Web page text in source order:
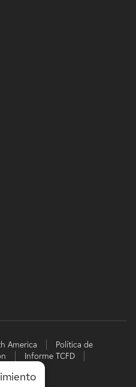
America
Política de
Informe TCFD